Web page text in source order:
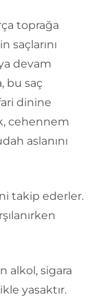
toprağa
saçlarını
devam
bu saç
dinine
cehennem
aslanını
takip ederler.
alkol, sigara
yasaktır.